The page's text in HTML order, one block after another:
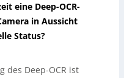
eine Deep-OCR-
in Aussicht
Status?
des Deep-OCR ist